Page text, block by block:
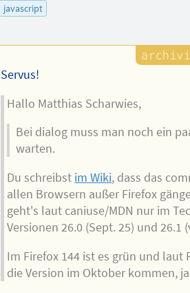
javascript
Servus!
Hallo Matthias Scharwies,
Bei dialog muss man noch ein
warten.
Du schreibst im Wiki, dass das
allen Browsern außer Firefox
geht's laut caniuse/MDN nur im
Versionen 26.0 (Sept. 25) und 26.1
Im Firefox 144 ist es grün und laut
die Version im Oktober kommen,